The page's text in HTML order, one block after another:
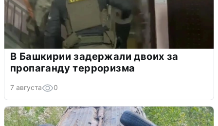
В Башкирии задержали двоих за
пропаганду терроризма
7 августа 0